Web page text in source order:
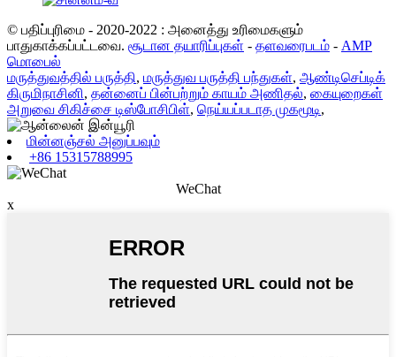
© பதிப்புரிமை - 2020-2022 : அனைத்து உரிமைகளும்
பாதுகாக்கப்பட்டவை. சூடான தயாரிப்புகள் - தளவரைபடம் - AMP
மொபைல்
மருத்துவத்தில் பருத்தி, மருத்துவ பருத்தி பந்துகள், ஆண்டிசெப்டிக்
கிருமிநாசினி, தன்னைப் பின்பற்றும் காயம் அணிதல், கையுறைகள்
அறுவை சிகிச்சை டிஸ்போசிபிள், நெய்யப்படாத முகமூடி,
மின்னஞ்சல் அனுப்பவும்
+86 15315788995
WeChat
x